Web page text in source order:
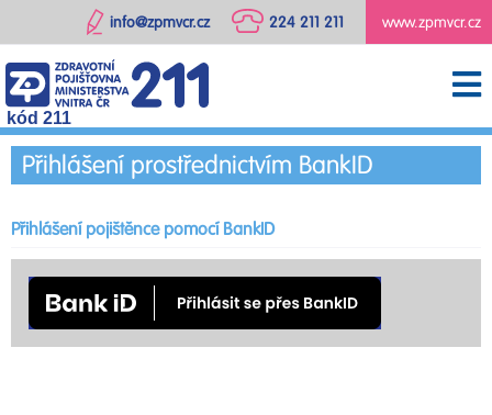
www.zpmvcr.cz
224 211 211
info@zpmvcr.cz
kód 211
Přihlášení prostřednictvím BankID
Přihlášení pojištěnce pomocí BankID